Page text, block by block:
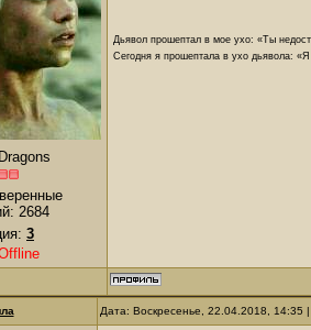
2684
3
Дьявол прошептал в мое ухо: «Ты
Сегодня я прошептала в ухо дьявола:
Дата: Воскресенье, 22.04.2018,